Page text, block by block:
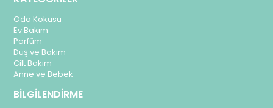
Oda Kokusu
Ev Bakım
Parfüm
Duş ve Bakım
Cilt Bakım
Anne ve Bebek
BİLGİLENDİRME